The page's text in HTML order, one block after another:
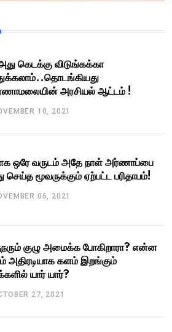
கெடக்கு விடுங்கக்கா
அரசியல் ஆட்டம் !
10, 2021
ஒரே வருடம் அதே நாள் அர்ணாப்பை
செய்த மூவருக்கும் ஏற்பட்ட பரிதாபம்!
06, 2021
குழு அமைக்க போகிறாரா? என்ன
அதிரடியாக களம் இறங்கும்
யார் யார்?
27, 2021